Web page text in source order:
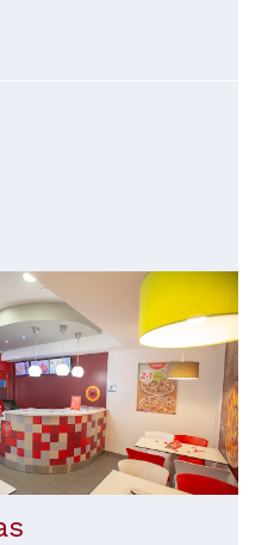
depois de fazer o pedido
uma pizza completamente